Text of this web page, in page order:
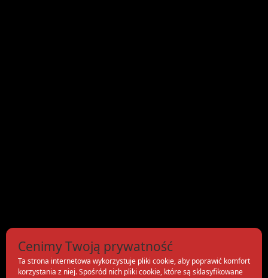
Cenimy Twoją prywatność
Ta strona internetowa wykorzystuje pliki cookie, aby poprawić komfort
korzystania z niej. Spośród nich pliki cookie, które są sklasyfikowane